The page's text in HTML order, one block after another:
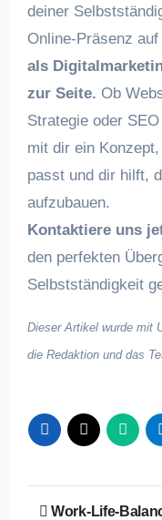
deiner
Online-Präsenz
als
zur Seite. Ob
Strategie oder
mit dir ein
passt und dir hilft,
aufzubauen.
Kontaktiere uns
den perfekten
Selbstständigkeit
Dieser Artikel wurde mit
die Redaktion und das
Work-Life-